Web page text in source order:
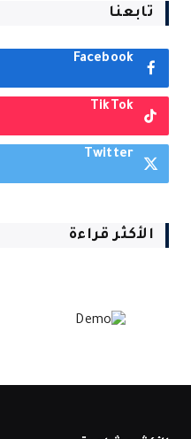
تابعنا
Facebook
TikTok
Twitter
الأكثر قراءة